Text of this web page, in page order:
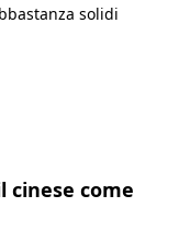
solidi
cinese come